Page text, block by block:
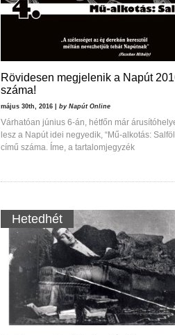
Rövidesen megjelenik a Napút
száma!
május 30th, 2016 | by Napút Online
Várhatóan június 6-án, hétfőn már
lesz a Napút idei negyedik, “Mű-alkotás:
című száma. Íme, a tartalomjegyzék
Hetedhét